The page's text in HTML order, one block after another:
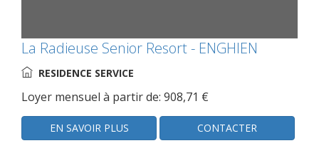
La Radieuse Senior Resort - ENGHIEN
RESIDENCE SERVICE
Loyer mensuel à partir de: 908,71 €
EN SAVOIR PLUS CONTACTER